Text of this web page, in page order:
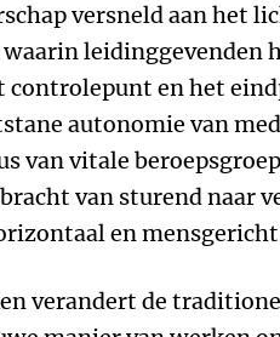
versneld aan het
leidinggevenden
controlepunt en het
autonomie van
van vitale
van sturend naar
en
verandert de